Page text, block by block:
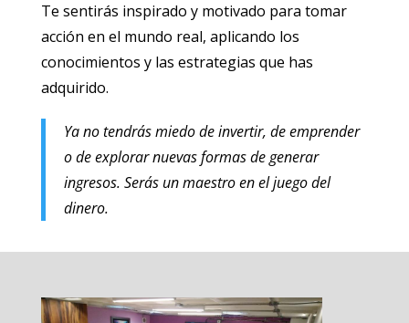
Te sentirás inspirado y motivado para tomar
acción en el mundo real, aplicando los
conocimientos y las estrategias que has
adquirido.
Ya no tendrás miedo de invertir, de emprender
o de explorar nuevas formas de generar
ingresos. Serás un maestro en el juego del
dinero.